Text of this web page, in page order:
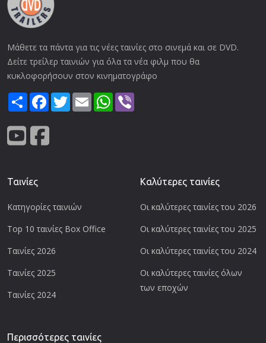
Μάθετε τα πάντα για τις νέες ταινίες στο σινεμά και σε DVD.
Δείτε τρείλερ ταινιών για όλα τα νέα φιλμ που θα
κυκλοφορήσουν στον κινηματογράφο
ShareFacebook
TwitterEmail WhatsApp
Ταινίες
Κατηγορίες ταινιών
Top 10 ταινίες Box Office
Ταινίες 2026
Ταινίες 2025
Ταινίες 2024
Καλύτερες ταινίες
Οι καλύτερες ταινίες του 2026
Οι καλύτερες ταινίες του 2025
Οι καλύτερες ταινίες του 2024
Οι καλύτερες ταινίες όλων
των εποχών
Περισσότερες ταινίες